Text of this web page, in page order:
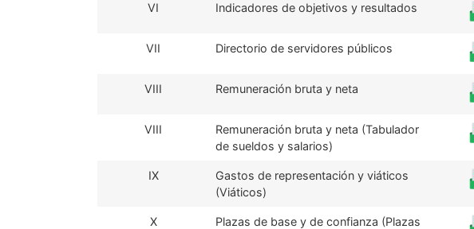
VI Indicadores de objetivos y resultados
VII Directorio de servidores públicos
VIII Remuneración bruta y neta
VIII
Remuneración bruta y neta (Tabulador
de sueldos y salarios)
IX
Gastos de representación y viáticos
(Viáticos)
X
Plazas de base y de confianza (Plazas